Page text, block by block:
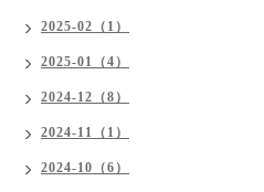
2025-02（1）
2025-01（4）
2024-12（8）
2024-11（1）
2024-10（6）